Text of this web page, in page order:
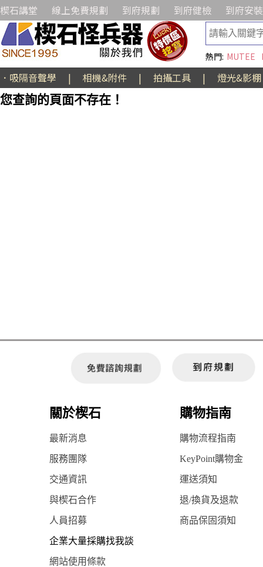
楔石講堂 線上免費規劃 到府規劃 到府健檢 到府安裝
熱門: MUTEE
．吸隔音聲學 | 相機&附件 | 拍攝工具 |
燈光&影棚
您查詢的頁面不存在！
關於楔石 購物指南
最新消息 購物流程指南
服務團隊 KeyPoint購物金
交通資訊 運送須知
與楔石合作 退/換貨及退款
人員招募 商品保固須知
企業大量採購找我談
網站使用條款